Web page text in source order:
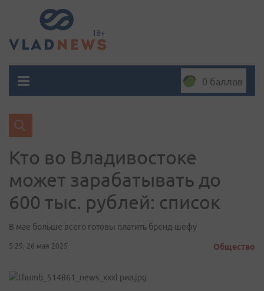
0 баллов
Кто во Владивостоке
может зарабатывать до
600 тыс. рублей: список
В мае больше всего готовы платить бренд-шефу
5:29, 26 мая 2025 Общество